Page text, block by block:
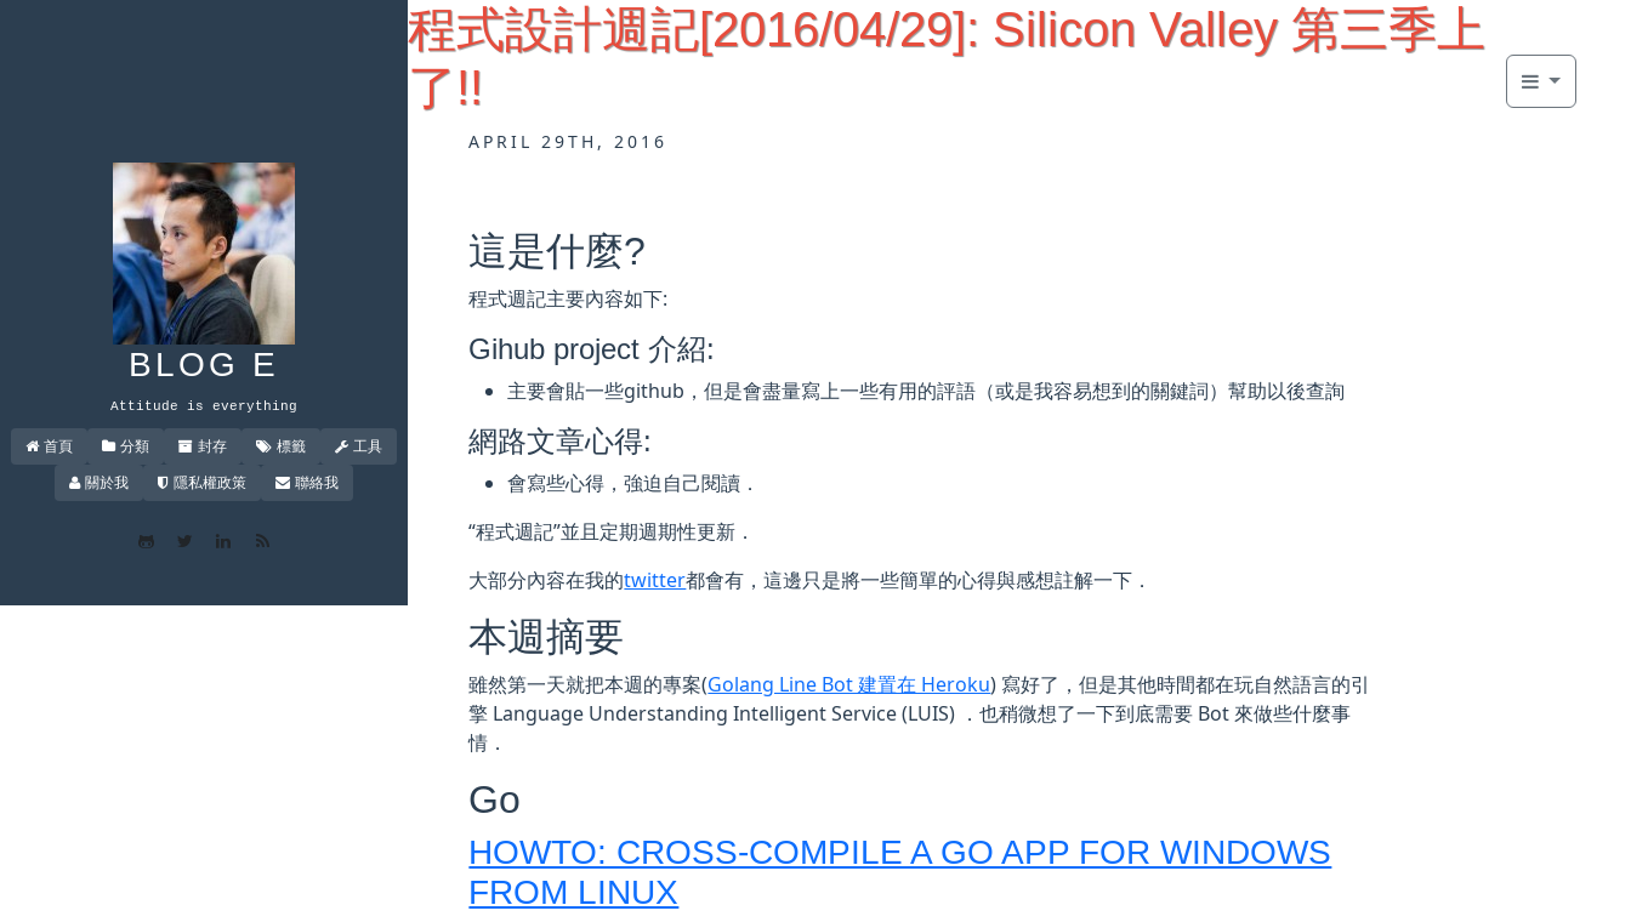
BLOG E
Attitude is everything
首頁 分類 封存 標籤
工具
關於我
隱私權政策 聯絡我
程式設計週記[2016/04/29]: Silicon Valley 第三季上
了!!
APRIL 29TH, 2016
這是什麼?
程式週記主要內容如下:
Gihub project 介紹:
主要會貼一些github，但是會盡量寫上一些有用的評語（或是我容易想到的關鍵詞）幫助以後查詢
網路文章心得:
會寫些心得，強迫自己閱讀．
“程式週記”並且定期週期性更新．
大部分內容在我的twitter都會有，這邊只是將一些簡單的心得與感想註解一下．
本週摘要
雖然第一天就把本週的專案(Golang Line Bot 建置在 Heroku) 寫好了，但是其他時間都在玩自然語言的引
擎 Language Understanding Intelligent Service (LUIS) ．也稍微想了一下到底需要 Bot 來做些什麼事
情．
Go
HOWTO: CROSS-COMPILE A GO APP FOR WINDOWS
FROM LINUX